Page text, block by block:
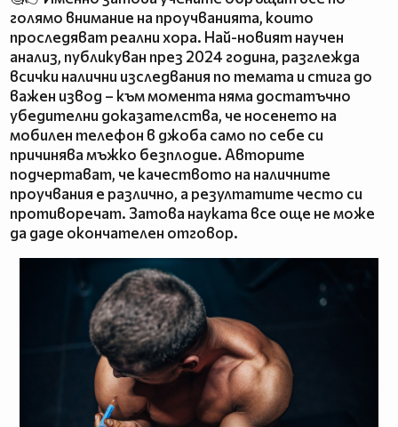
голямо внимание на проучванията, които
проследяват реални хора. Най-новият научен
анализ, публикуван през 2024 година, разглежда
всички налични изследвания по темата и стига до
важен извод – към момента няма достатъчно
убедителни доказателства, че носенето на
мобилен телефон в джоба само по себе си
причинява мъжко безплодие. Авторите
подчертават, че качеството на наличните
проучвания е различно, а резултатите често си
противоречат. Затова науката все още не може
да даде окончателен отговор.